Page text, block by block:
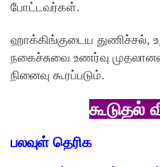
போட்டவர்கள்.
ஹாக்கிங்குடைய துணிச்சல்,
நகைச்சுவை உணர்வு
நினைவு கூரப்படும்.
கூடுதல்
பலவுள் தெரிக